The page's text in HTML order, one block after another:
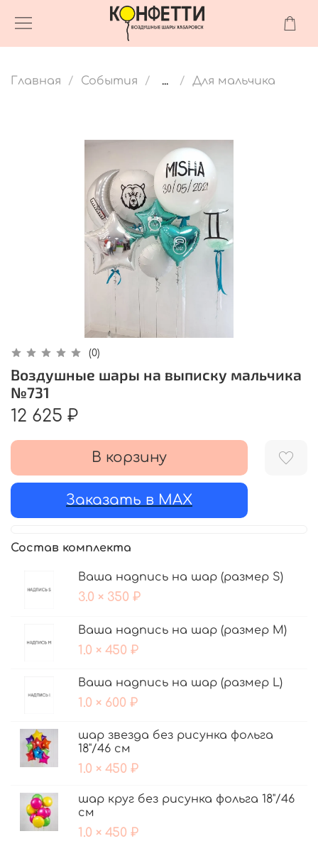
Главная События ... Для мальчика
(0)
Воздушные шары на выписку мальчика
№731
12 625 ₽
В корзину
Заказать в MAX
Состав комплекта
Ваша надпись на шар (размер S)
3.0 × 350 ₽
Ваша надпись на шар (размер М)
1.0 × 450 ₽
Ваша надпись на шар (размер L)
1.0 × 600 ₽
шар звезда без рисунка фольга
18"/46 см
1.0 × 450 ₽
шар круг без рисунка фольга 18"/46
см
1.0 × 450 ₽